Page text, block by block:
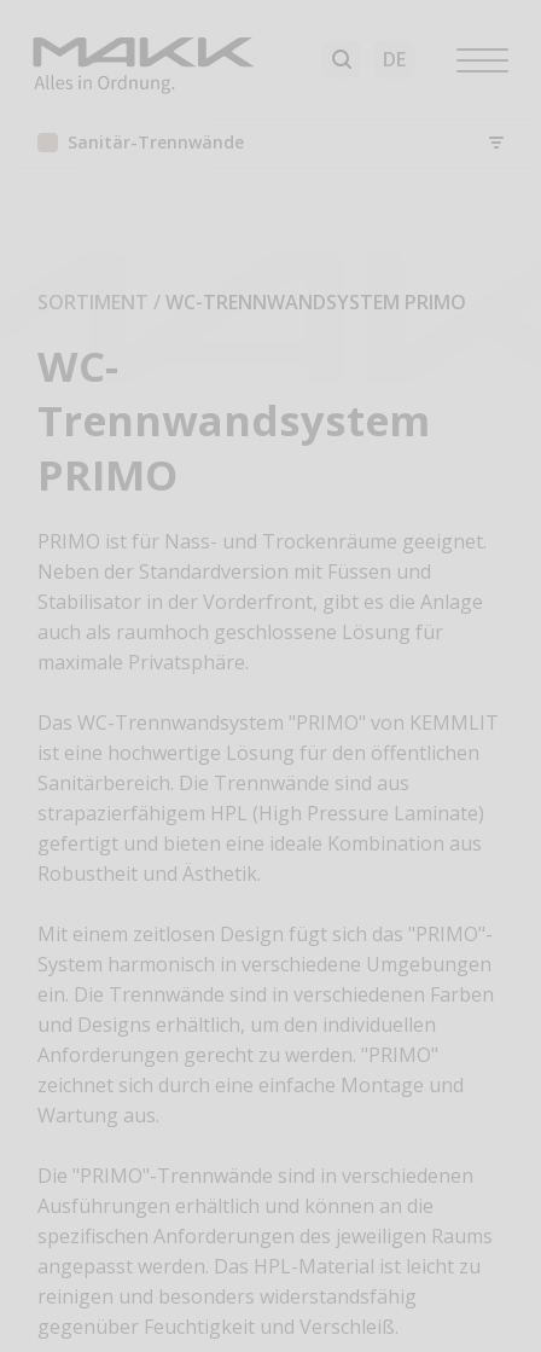
Sanitär-Trennwände
SORTIMENT /WC-TRENNWANDSYSTEM PRIMO
WC-
Trennwandsystem
PRIMO
PRIMO ist für Nass- und Trockenräume geeignet.
Neben der Standardversion mit Füssen und
Stabilisator in der Vorderfront, gibt es die Anlage
auch als raumhoch geschlossene Lösung für
maximale Privatsphäre.
Das WC-Trennwandsystem "PRIMO" von KEMMLIT
ist eine hochwertige Lösung für den öffentlichen
Sanitärbereich. Die Trennwände sind aus
strapazierfähigem HPL (High Pressure Laminate)
gefertigt und bieten eine ideale Kombination aus
Robustheit und Ästhetik.
Mit einem zeitlosen Design fügt sich das "PRIMO"-
System harmonisch in verschiedene Umgebungen
ein. Die Trennwände sind in verschiedenen Farben
und Designs erhältlich, um den individuellen
Anforderungen gerecht zu werden. "PRIMO"
zeichnet sich durch eine einfache Montage und
Wartung aus.
Die "PRIMO"-Trennwände sind in verschiedenen
Ausführungen erhältlich und können an die
spezifischen Anforderungen des jeweiligen Raums
angepasst werden. Das HPL-Material ist leicht zu
reinigen und besonders widerstandsfähig
gegenüber Feuchtigkeit und Verschleiß.